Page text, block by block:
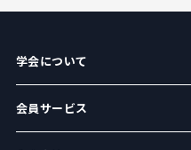
学会について
会員サービス